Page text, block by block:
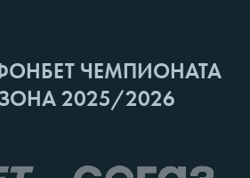
ЧЕМПИОНАТА
2025/2026